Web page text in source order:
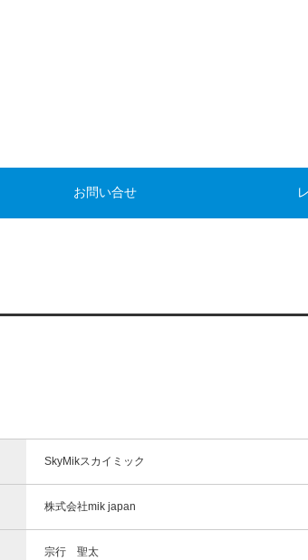
お問い合せ
SkyMikスカイミック
株式会社mik japan
宗行 聖太